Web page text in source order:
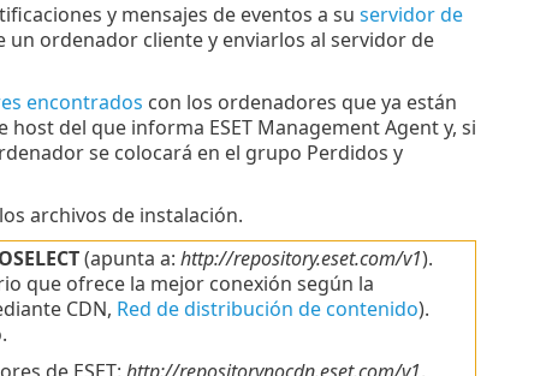
y mensajes de eventos a su servidor de
un ordenador cliente y enviarlos al servidor de
encontrados con los ordenadores que ya están
del que informa ESET Management Agent y, si
se colocará en el grupo Perdidos y
archivos de instalación.
(apunta a: http://repository.eset.com/v1).
que ofrece la mejor conexión según la
CDN, Red de distribución de contenido).